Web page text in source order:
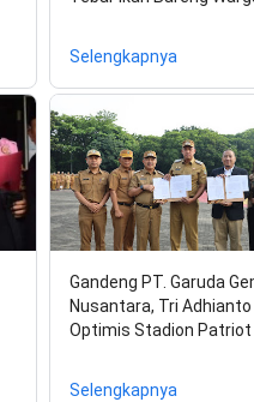
Selengkapnya
Gandeng PT. Garuda
Nusantara, Tri Adhianto
Optimis Stadion
Selengkapnya